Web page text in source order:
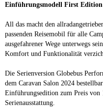
Einführungsmodell First Edition
All das macht den
passenden Reisemobil für alle
ausgefahrener Wege unterwegs
Komfort und Funktionalität
Die Serienversion Globebus
dem Caravan Salon 2024
Einführungsedition zum Preis
Serienausstattung.